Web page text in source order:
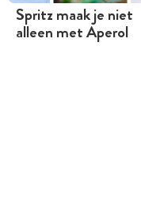
Spritz maak je niet
alleen met Aperol